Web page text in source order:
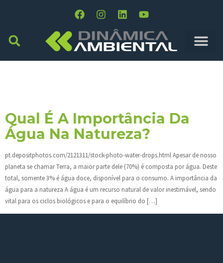
Qual É A Importância Da
Água Na Natureza?
pt.depositphotos.com/2121311/stock-photo-water-drops.html Apesar de nosso
planeta se chamar Terra, a maior parte dele (70%) é composta por água. Deste
total, somente 3% é água doce, disponível para o consumo. A importância da
água para a natureza A água é um recurso natural de valor inestimável, sendo
vital para os ciclos biológicos e para o equilíbrio do […]